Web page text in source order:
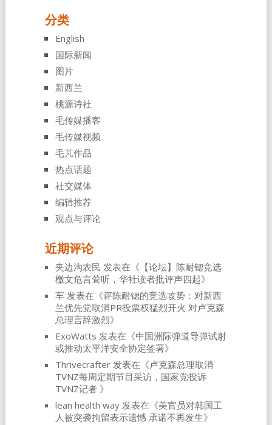
分类
English
国际新闻
图片
新西兰
桃源诗社
毛传媒播客
毛传媒视频
毛芃作品
热点话题
社交媒体
编辑推荐
观点与评论
近期评论
夹边沟农民 发表在《 【论坛】陈耐锶竞选
檄文危言耸听，华社读者批评声四起》
车发表在《评陈耐锶的竞选攻势：对新西
兰优先党取消PR投票权猛烈开火 对卢克森
总理言辞激烈》
ExoWatts 发表在《中国洲际弹道导弹试射
或推动太平洋安全协定签署》
Thrivecrafter发表在《卢克森总理取消
TVNZ每周定期节目采访，国家党投诉
TVNZ记者 》
lean health way发表在《美官员对韩国工
人被突袭拘留表示遗憾 承诺不再发生》